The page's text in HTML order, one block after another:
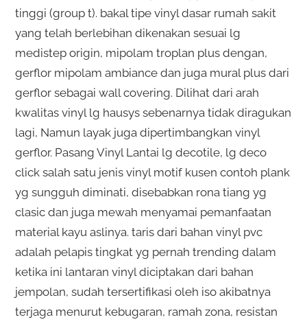
tinggi (group t). bakal tipe vinyl dasar rumah sakit
yang telah berlebihan dikenakan sesuai lg
medistep origin, mipolam troplan plus dengan,
gerflor mipolam ambiance dan juga mural plus dari
gerflor sebagai wall covering. Dilihat dari arah
kwalitas vinyl lg hausys sebenarnya tidak diragukan
lagi, Namun layak juga dipertimbangkan vinyl
gerflor. Pasang Vinyl Lantai lg decotile, lg deco
click salah satu jenis vinyl motif kusen contoh plank
yg sungguh diminati, disebabkan rona tiang yg
clasic dan juga mewah menyamai pemanfaatan
material kayu aslinya. taris dari bahan vinyl pvc
adalah pelapis tingkat yg pernah trending dalam
ketika ini lantaran vinyl diciptakan dari bahan
jempolan, sudah tersertifikasi oleh iso akibatnya
terjaga menurut kebugaran, ramah zona, resistan